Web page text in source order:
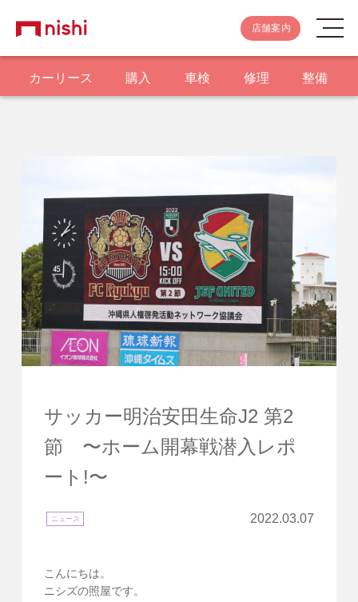
店舗案内
カーリース 購入 車検 修理 整備
サッカー明治安田生命J2 第2
節 〜ホーム開幕戦潜入レポ
ート!〜
ニュース 2022.03.07
こんにちは。
ニシズの照屋です。